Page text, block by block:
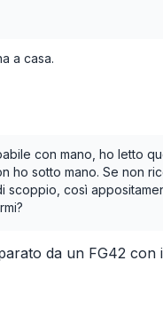
a casa.
con mano, ho letto
ho sotto mano. Se non
scoppio, così
da un FG42 con